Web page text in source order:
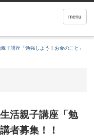
menu
子講座「勉強しよう！お金のこと」
活親子講座「勉
者募集！！